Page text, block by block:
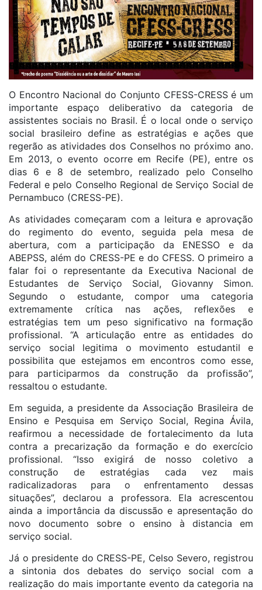
O Encontro Nacional do Conjunto CFESS-CRESS é um
importante espaço deliberativo da categoria de
assistentes sociais no Brasil. É o local onde o serviço
social brasileiro define as estratégias e ações que
regerão as atividades dos Conselhos no próximo ano.
Em 2013, o evento ocorre em Recife (PE), entre os
dias 6 e 8 de setembro, realizado pelo Conselho
Federal e pelo Conselho Regional de Serviço Social de
Pernambuco (CRESS-PE).
As atividades começaram com a leitura e aprovação
do regimento do evento, seguida pela mesa de
abertura, com a participação da ENESSO e da
ABEPSS, além do CRESS-PE e do CFESS. O primeiro a
falar foi o representante da Executiva Nacional de
Estudantes de Serviço Social, Giovanny Simon.
Segundo o estudante, compor uma categoria
extremamente crítica nas ações, reflexões e
estratégias tem um peso significativo na formação
profissional. “A articulação entre as entidades do
serviço social legitima o movimento estudantil e
possibilita que estejamos em encontros como esse,
para participarmos da construção da profissão”,
ressaltou o estudante.
Em seguida, a presidente da Associação Brasileira de
Ensino e Pesquisa em Serviço Social, Regina Ávila,
reafirmou a necessidade de fortalecimento da luta
contra a precarização da formação e do exercício
profissional. “Isso exigirá de nosso coletivo a
construção de estratégias cada vez mais
radicalizadoras para o enfrentamento dessas
situações”, declarou a professora. Ela acrescentou
ainda a importância da discussão e apresentação do
novo documento sobre o ensino à distancia em
serviço social.
Já o presidente do CRESS-PE, Celso Severo, registrou
a sintonia dos debates do serviço social com a
realização do mais importante evento da categoria na